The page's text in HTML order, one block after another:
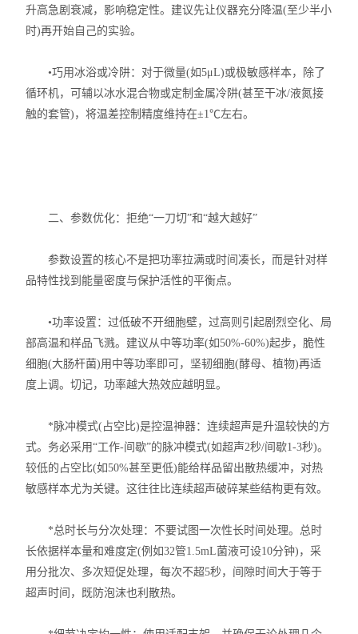
升高急剧衰减，影响稳定性。建议先让仪器充分降温(至少半小
时)再开始自己的实验。
•巧用冰浴或冷阱：对于微量(如5μL)或极敏感样本，除了
循环机，可辅以冰水混合物或定制金属冷阱(甚至干冰/液氮接
触的套管)，将温差控制精度维持在±1℃左右。
二、参数优化：拒绝“一刀切”和“越大越好”
参数设置的核心不是把功率拉满或时间凑长，而是针对样
品特性找到能量密度与保护活性的平衡点。
•功率设置：过低破不开细胞壁，过高则引起剧烈空化、局
部高温和样品飞溅。建议从中等功率(如50%-60%)起步，脆性
细胞(大肠杆菌)用中等功率即可，坚韧细胞(酵母、植物)再适
度上调。切记，功率越大热效应越明显。
*脉冲模式(占空比)是控温神器：连续超声是升温较快的方
式。务必采用“工作-间歇”的脉冲模式(如超声2秒/间歇1-3秒)。
较低的占空比(如50%甚至更低)能给样品留出散热缓冲，对热
敏感样本尤为关键。这往往比连续超声破碎某些结构更有效。
*总时长与分次处理：不要试图一次性长时间处理。总时
长依据样本量和难度定(例如32管1.5mL菌液可设10分钟)，采
用分批次、多次短促处理，每次不超5秒，间隙时间大于等于
超声时间，既防泡沫也利散热。